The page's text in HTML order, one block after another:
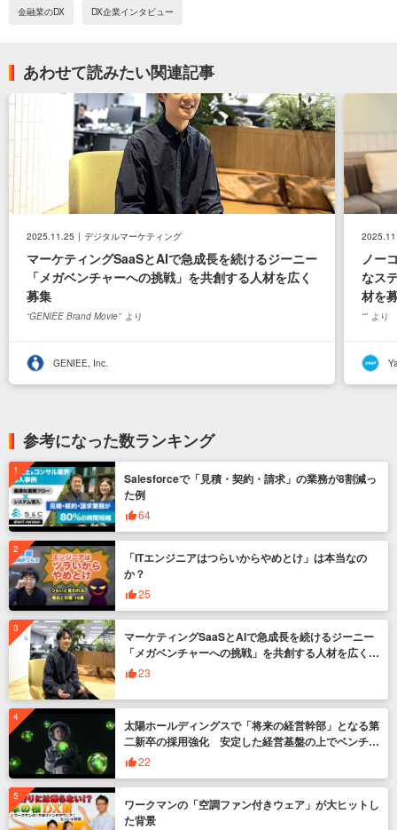
金融業のDX DX企業インタビュー
あわせて読みたい関連記事
マーケティングSaaSとAIで急成長を続けるジーニー
「メガベンチャーへの挑戦」を共創する人材を広く
募集
GENIEE Brand Movie より
2025.11.25 デジタルマーケティング
GENIEE, Inc.
ノー
なス
材を
より
参考になった数ランキング
Salesforceで「見積・契約・請求」の業務が8割減っ
た例
64
「ITエンジニアはつらいからやめとけ」は本当なの
か？
25
マーケティングSaaSとAIで急成長を続けるジーニー
「メガベンチャーへの挑戦」を共創する人材を広く募
集 23
太陽ホールディングスで「将来の経営幹部」となる第
二新卒の採用強化 安定した経営基盤の上でベンチャ
ー企業のように挑戦
22
ワークマンの「空調ファン付きウェア」が大ヒットし
た背景